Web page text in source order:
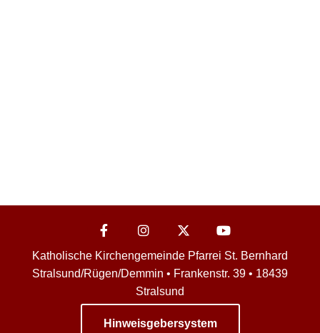
Katholische Kirchengemeinde Pfarrei St. Bernhard
Stralsund/Rügen/Demmin • Frankenstr. 39 • 18439
Stralsund
Hinweisgebersystem